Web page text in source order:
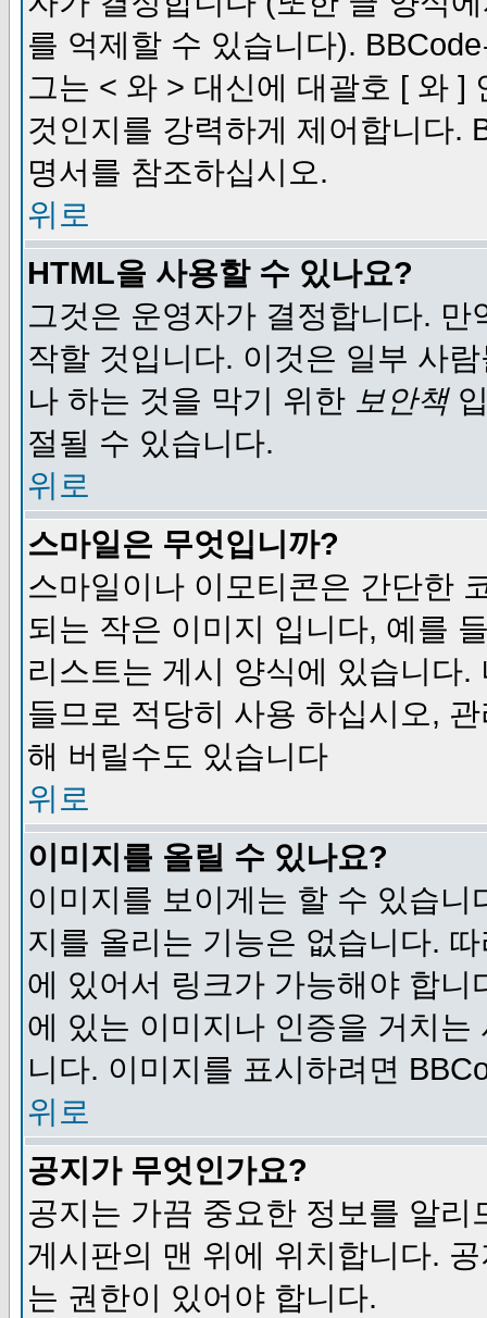
를 억제할 수 있습니다).
그는 < 와 > 대신에 대괄호 [ 와 ]
것인지를 강력하게 제어합니다.
명서를 참조하십시오.
위로
HTML을 사용할 수 있나요?
그것은 운영자가 결정합니다.
작할 것입니다. 이것은 일부 사
나 하는 것을 막기 위한 보안책
절될 수 있습니다.
위로
스마일은 무엇입니까?
스마일이나 이모티콘은 간단한
되는 작은 이미지 입니다, 예를
리스트는 게시 양식에 있습니다
들므로 적당히 사용 하십시오,
해 버릴수도 있습니다
위로
이미지를 올릴 수 있나요?
이미지를 보이게는 할 수 있습
지를 올리는 기능은 없습니다.
에 있어서 링크가 가능해야 합
에 있는 이미지나 인증을 거치
니다. 이미지를 표시하려면
위로
공지가 무엇인가요?
공지는 가끔 중요한 정보를 알
게시판의 맨 위에 위치합니다.
는 권한이 있어야 합니다.